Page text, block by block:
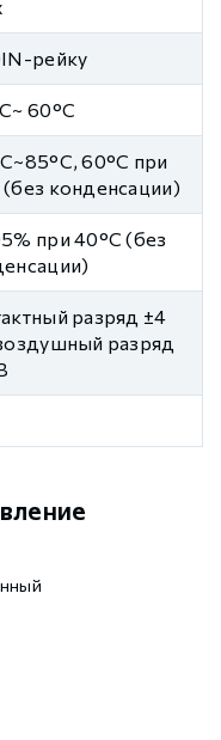
рейку
60°C
60°C при
конденсации)
при 40°C (без
разряд ±4
разряд